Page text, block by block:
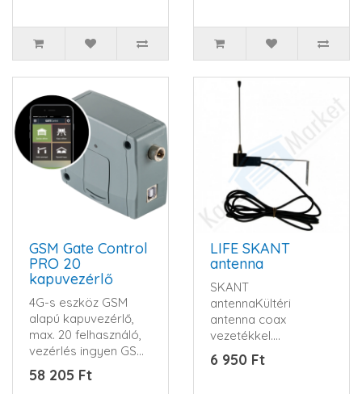
GSM Gate Control
PRO 20
kapuvezérlő
4G-s eszköz GSM
alapú kapuvezérlő,
max. 20 felhasználó,
vezérlés ingyen GSM
hívással, 2 kapu k..
58 205 Ft
LIFE SKANT
antenna
SKANT
antennaKültéri
antenna coax
vezetékkel.
Rozsdamentes
rögzítőfüllel...
6 950 Ft